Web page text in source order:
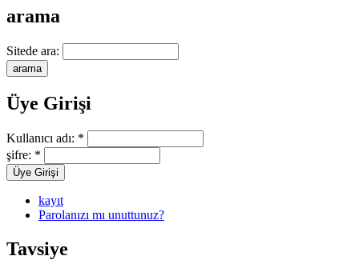
arama
Sitede ara:
Üye Girişi
Kullanıcı adı: *
şifre: *
kayıt
Parolanızı mı unuttunuz?
Tavsiye